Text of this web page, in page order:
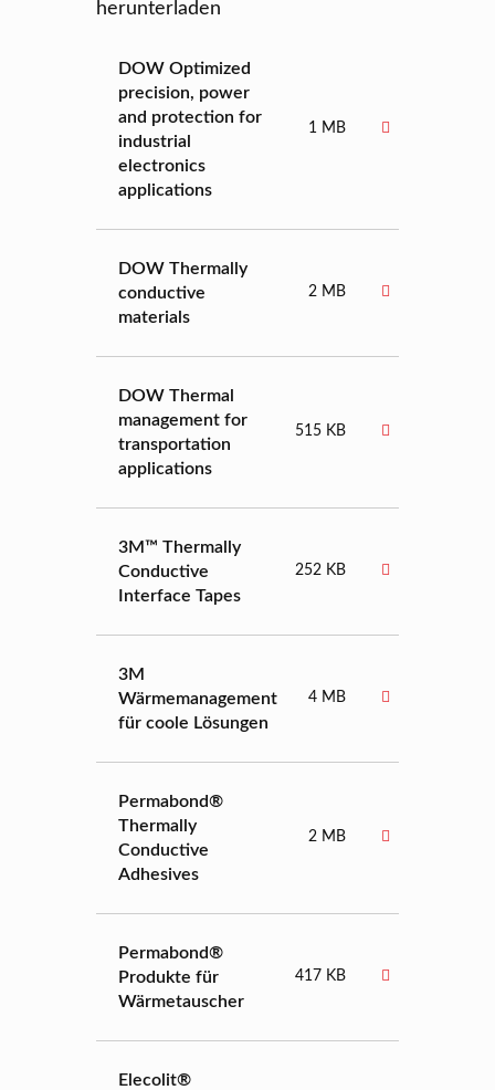
herunterladen
DOW Optimized
precision, power
and protection for
industrial
electronics
applications
1 MB
DOW Thermally
conductive
materials
2 MB
DOW Thermal
management for
transportation
applications
515 KB
3M™ Thermally
Conductive
Interface Tapes
252 KB
3M
Wärmemanagement
für coole Lösungen
4 MB
Permabond®
Thermally
Conductive
Adhesives
2 MB
Permabond®
Produkte für
Wärmetauscher
417 KB
Elecolit®